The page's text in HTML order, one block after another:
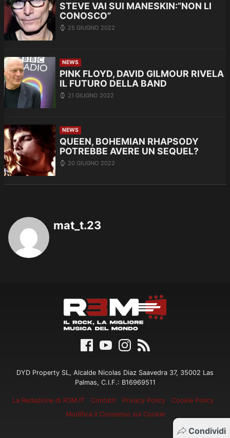
STEVE VAI SUI MANESKIN:”NON LI
CONOSCO”
25 GIUGNO 2022
NEWS
PINK FLOYD, DAVID GILMOUR RIVELA
IL FUTURO DELLA BAND
21 GIUGNO 2022
NEWS
QUEEN, BOHEMIAN RHAPSODY
POTREBBE AVERE UN SEQUEL?
20 GIUGNO 2022
mat_t.23
Condividi
DYD Property SL, Alcalde Nicolas Diaz Saavedra 37, 35002 Las
Palmas, C.I.F.: B16969511
La Redazione di R3M.IT Contatti Privacy Policy
Cookie Policy
Modifica il Consenso sui Cookie